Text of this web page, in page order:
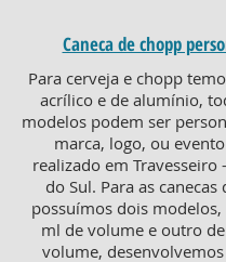
Caneca de chopp
Para cerveja e chopp
acrílico e de alumínio,
modelos podem ser
marca, logo, ou
realizado em Travesseiro
do Sul. Para as canecas
possuímos dois
ml de volume e outro
volume, desenvolvemos